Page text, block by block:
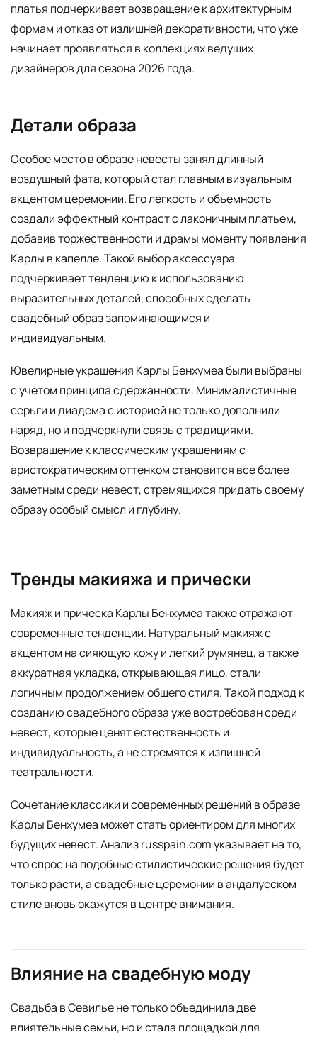
платья подчеркивает возвращение к архитектурным
формам и отказ от излишней декоративности, что уже
начинает проявляться в коллекциях ведущих
дизайнеров для сезона 2026 года.
Детали образа
Особое место в образе невесты занял длинный
воздушный фата, который стал главным визуальным
акцентом церемонии. Его легкость и объемность
создали эффектный контраст с лаконичным платьем,
добавив торжественности и драмы моменту появления
Карлы в капелле. Такой выбор аксессуара
подчеркивает тенденцию к использованию
выразительных деталей, способных сделать
свадебный образ запоминающимся и
индивидуальным.
Ювелирные украшения Карлы Бенхумеа были выбраны
с учетом принципа сдержанности. Минималистичные
серьги и диадема с историей не только дополнили
наряд, но и подчеркнули связь с традициями.
Возвращение к классическим украшениям с
аристократическим оттенком становится все более
заметным среди невест, стремящихся придать своему
образу особый смысл и глубину.
Тренды макияжа и прически
Макияж и прическа Карлы Бенхумеа также отражают
современные тенденции. Натуральный макияж с
акцентом на сияющую кожу и легкий румянец, а также
аккуратная укладка, открывающая лицо, стали
логичным продолжением общего стиля. Такой подход к
созданию свадебного образа уже востребован среди
невест, которые ценят естественность и
индивидуальность, а не стремятся к излишней
театральности.
Сочетание классики и современных решений в образе
Карлы Бенхумеа может стать ориентиром для многих
будущих невест. Анализ russpain.com указывает на то,
что спрос на подобные стилистические решения будет
только расти, а свадебные церемонии в андалусском
стиле вновь окажутся в центре внимания.
Влияние на свадебную моду
Свадьба в Севилье не только объединила две
влиятельные семьи, но и стала площадкой для